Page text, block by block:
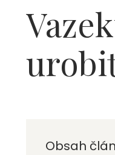
Obsah